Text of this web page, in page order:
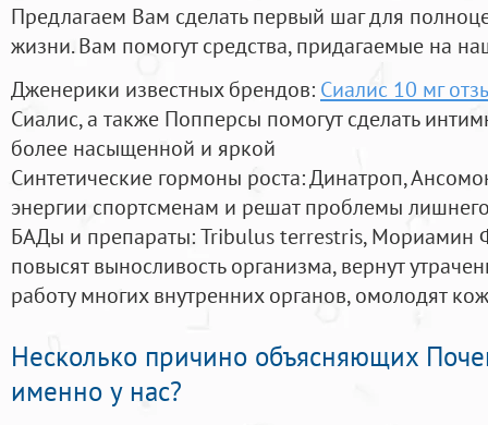
Предлагаем Вам сделать первый шаг для
жизни. Вам помогут средства, придагаемые на
Дженерики известных брендов: Сиалис 10 мг
Сиалис, а также Попперсы помогут сделать
более насыщенной и яркой
Синтетические гормоны роста: Динатроп,
энергии спортсменам и решат проблемы
БАДы и препараты:Tribulus terrestris, Мориамин
повысят выносливость организма, вернут
работу многих внутренних органов, омолодят
Несколько причино объясняющих
именно у нас?